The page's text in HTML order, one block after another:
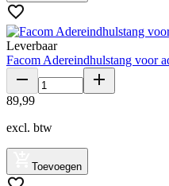
Leverbaar
Facom Adereindhulstang voor
89,99
excl. btw
Toevoegen